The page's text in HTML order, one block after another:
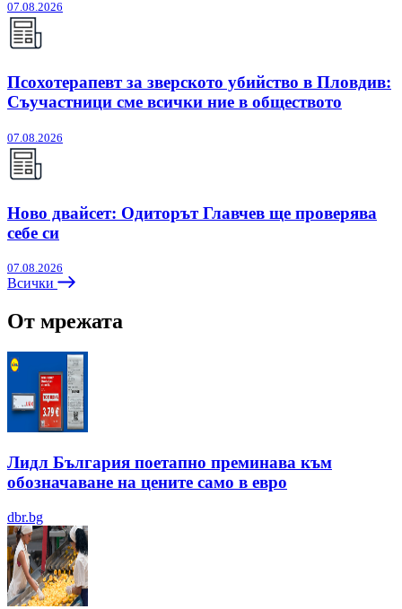
07.08.2026
Псохотерапевт за зверското убийство в Пловдив:
Съучастници сме всички ние в обществото
07.08.2026
Ново двайсет: Одиторът Главчев ще проверява
себе си
07.08.2026
Всички
От мрежата
Лидл България поетапно преминава към
обозначаване на цените само в евро
dbr.bg